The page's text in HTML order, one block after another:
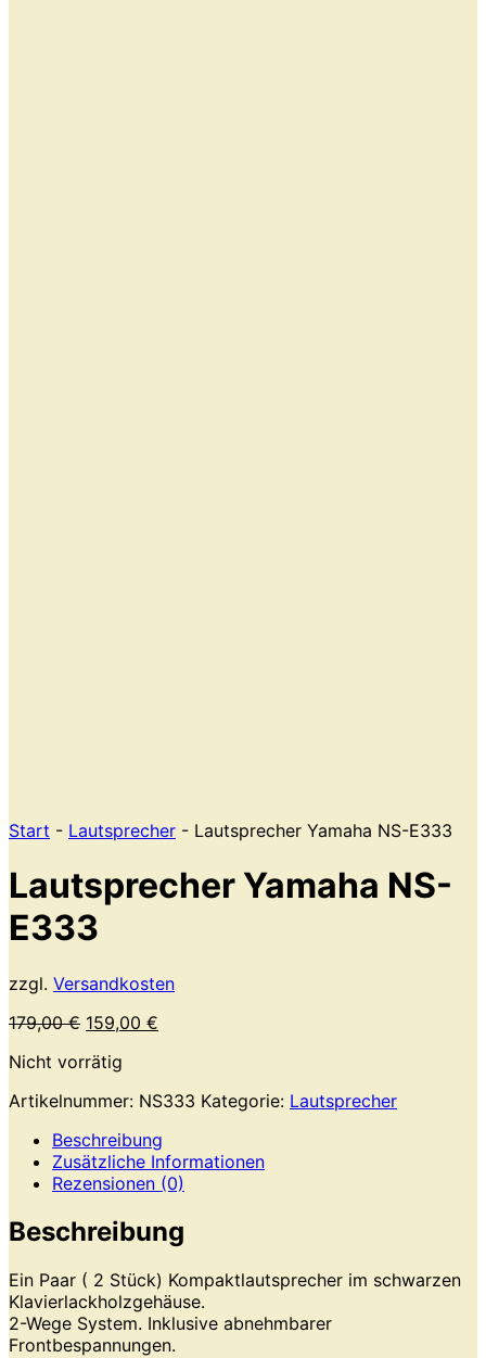
Start - Lautsprecher - Lautsprecher Yamaha NS-E333
Lautsprecher Yamaha NS-
E333
zzgl. Versandkosten
179,00€ Ursprünglicher
war:
159,00 €
Nicht vorrätig
Artikelnummer: NS333 Kategorie: Lautsprecher
Beschreibung
Zusätzliche Informationen
Rezensionen (0)
Beschreibung
Ein Paar ( 2 Stück) Kompaktlautsprecher im schwarzen
Klavierlackholzgehäuse.
2-Wege System. Inklusive abnehmbarer
Frontbespannungen.